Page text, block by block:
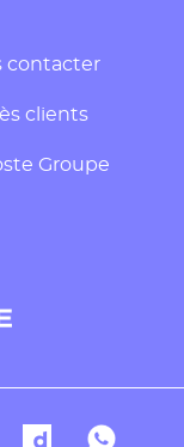
contacter
clients
Groupe
de Docaposte
de
Youtube de
CompteCompte